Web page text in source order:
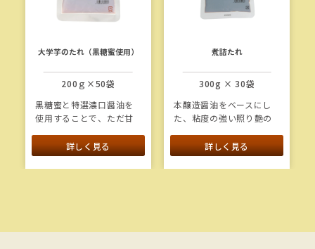
大学芋のたれ（黒糖蜜使用）
200ｇ×50袋
黒糖蜜と特選濃口醤油を
使用することで、ただ甘
味やコクを付与した大学
芋のタレです。
詳しく見る
煮詰たれ
300g × 30袋
本醸造醤油をベースにし
た、粘度の強い照り艶の
子に塗ってご使用くださ
い。
詳しく見る